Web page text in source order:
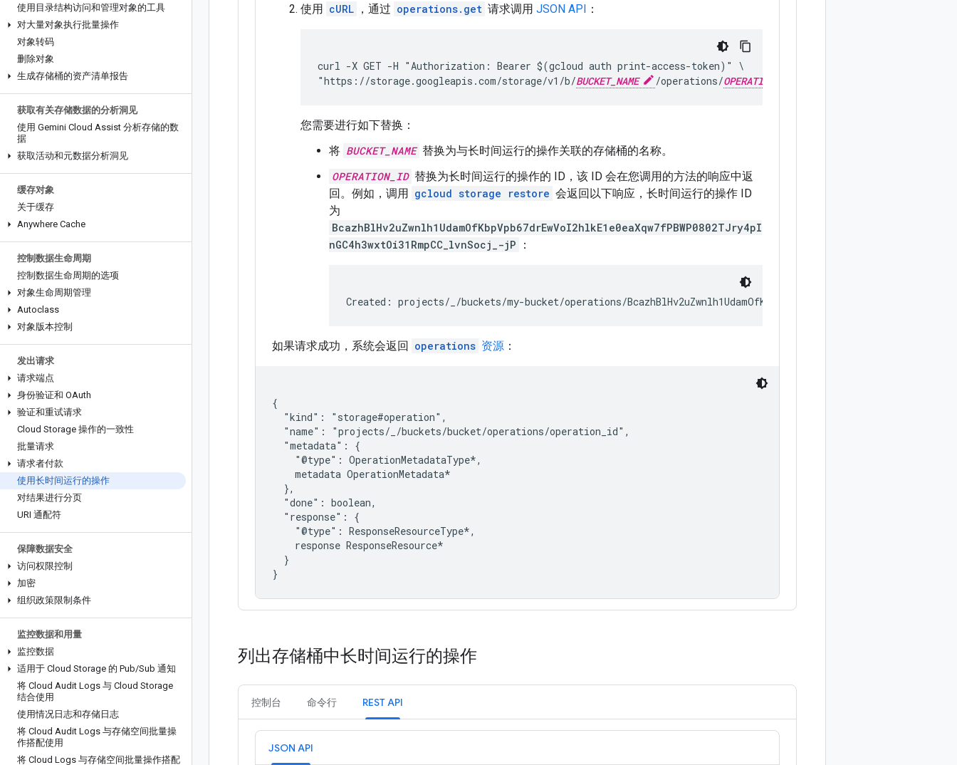
使用目录结构访问和管理对象的工具
对大量对象执行批量操作
对象转码
删除对象
生成存储桶的资产清单报告
获取有关存储数据的分析洞见
使用 Gemini Cloud Assist 分析存储的数
据
获取活动和元数据分析洞见
缓存对象
关于缓存
Anywhere Cache
控制数据生命周期
控制数据生命周期的选项
对象生命周期管理
Autoclass
对象版本控制
发出请求
请求端点
身份验证和 OAuth
验证和重试请求
Cloud Storage 操作的一致性
批量请求
请求者付款
使用长时间运行的操作
对结果进行分页
URI 通配符
保障数据安全
访问权限控制
加密
组织政策限制条件
监控数据和用量
监控数据
适用于 Cloud Storage 的 Pub/Sub 通知
将 Cloud Audit Logs 与 Cloud Storage
结合使用
使用情况日志和存储日志
将 Cloud Audit Logs 与存储空间批量操
作搭配使用
将 Cloud Logs 与存储空间批量操作搭配
使用 cURL ，通过 operations.get 请求调用 JSON API ：
curl -X GET -H "Authorization: Bearer $(gcloud auth print-access-token)" \
"https://storage.googleapis.com/storage/v1/b/BUCKET_NAME /operations/OPERATION_ID
您需要进行如下替换：
将 BUCKET_NAME 替换为与长时间运行的操作关联的存储桶的名称。
OPERATION_ID 替换为长时间运行的操作的 ID，该 ID 会在您调用的方法的响应中返
回。例如，调用 gcloud storage restore 会返回以下响应，长时间运行的操作 ID
为
BcazhBlHv2uZwnlh1UdamOfKbpVpb67drEwVoI2hlkE1e0eaXqw7fPBWP0802TJry4pI
nGC4h3wxtOi31RmpCC_lvnSocj_-jP
：
Created: projects/_/buckets/my-bucket/operations/
如果请求成功，系统会返回 operations 资源 ：
{
  "kind": "storage#operation",
  "name": "projects/_/buckets/bucket/operations/operation_id",
  "metadata": {
    "@type": OperationMetadataType*,
    metadata OperationMetadata*
  },
  "done": boolean,
  "response": {
    "@type": ResponseResourceType*,
    response ResponseResource*
  }
}
列出存储桶中长时间运行的操作
控制台 命令行 REST API
JSON API